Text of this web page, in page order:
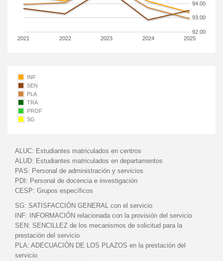
2021 2022 2023 2024 2025
92.00
93.00
94.00
INF
SEN
PLA
TRA
PROF
SG
ALUC: Estudiantes matriculados en centros
ALUD: Estudiantes matriculados en departamentos
PAS: Personal de administración y servicios
PDI: Personal de docencia e investigación
CESP: Grupos específicos
SG: SATISFACCIÓN GENERAL con el servicio
INF:
INFORMACIÓN relacionada con la provisión del servicio
SEN: SENCILLEZ de los mecanismos de solicitud para la
prestación del servicio
PLA: ADECUACIÓN DE LOS PLAZOS en la prestación del
servicio